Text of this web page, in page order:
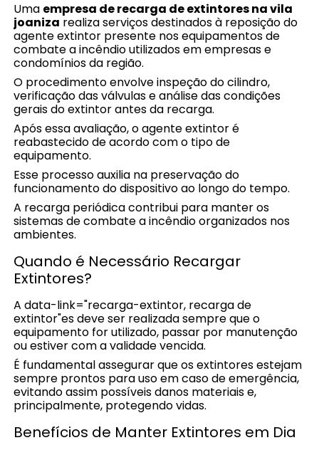
Uma empresa de recarga de extintores na vila
joaniza realiza serviços destinados à reposição do
agente extintor presente nos equipamentos de
combate a incêndio utilizados em empresas e
condomínios da região.
O procedimento envolve inspeção do cilindro,
verificação das válvulas e análise das condições
gerais do extintor antes da recarga.
Após essa avaliação, o agente extintor é
reabastecido de acordo com o tipo de
equipamento.
Esse processo auxilia na preservação do
funcionamento do dispositivo ao longo do tempo.
A recarga periódica contribui para manter os
sistemas de combate a incêndio organizados nos
ambientes.
Quando é Necessário Recargar
Extintores?
A data-link="recarga-extintor, recarga de
extintor"es deve ser realizada sempre que o
equipamento for utilizado, passar por manutenção
ou estiver com a validade vencida.
É fundamental assegurar que os extintores estejam
sempre prontos para uso em caso de emergência,
evitando assim possíveis danos materiais e,
principalmente, protegendo vidas.
Benefícios de Manter Extintores em Dia